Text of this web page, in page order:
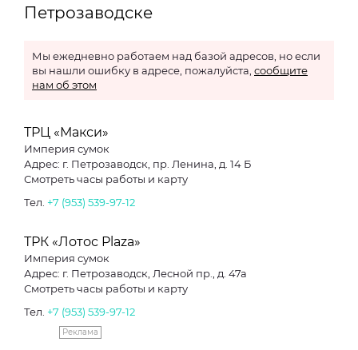
Петрозаводске
Мы ежедневно работаем над базой адресов, но если
вы нашли ошибку в адресе, пожалуйста, сообщите
нам об этом
ТРЦ «Макси»
Империя сумок
Адрес: г. Петрозаводск, пр. Ленина, д. 14 Б
Смотреть часы работы и карту
Тел. +7 (953) 539-97-12
ТРК «Лотос Plaza»
Империя сумок
Адрес: г. Петрозаводск, Лесной пр., д. 47а
Смотреть часы работы и карту
Тел. +7 (953) 539-97-12
Реклама